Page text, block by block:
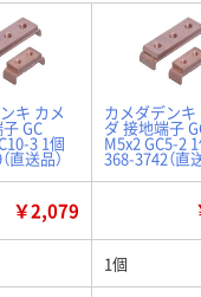
キ カメ
GC
3 1個
直送品）
カメダデンキ
ダ 接地端子
M5x2 GC5-2
368-3742（直
￥2,079
1個